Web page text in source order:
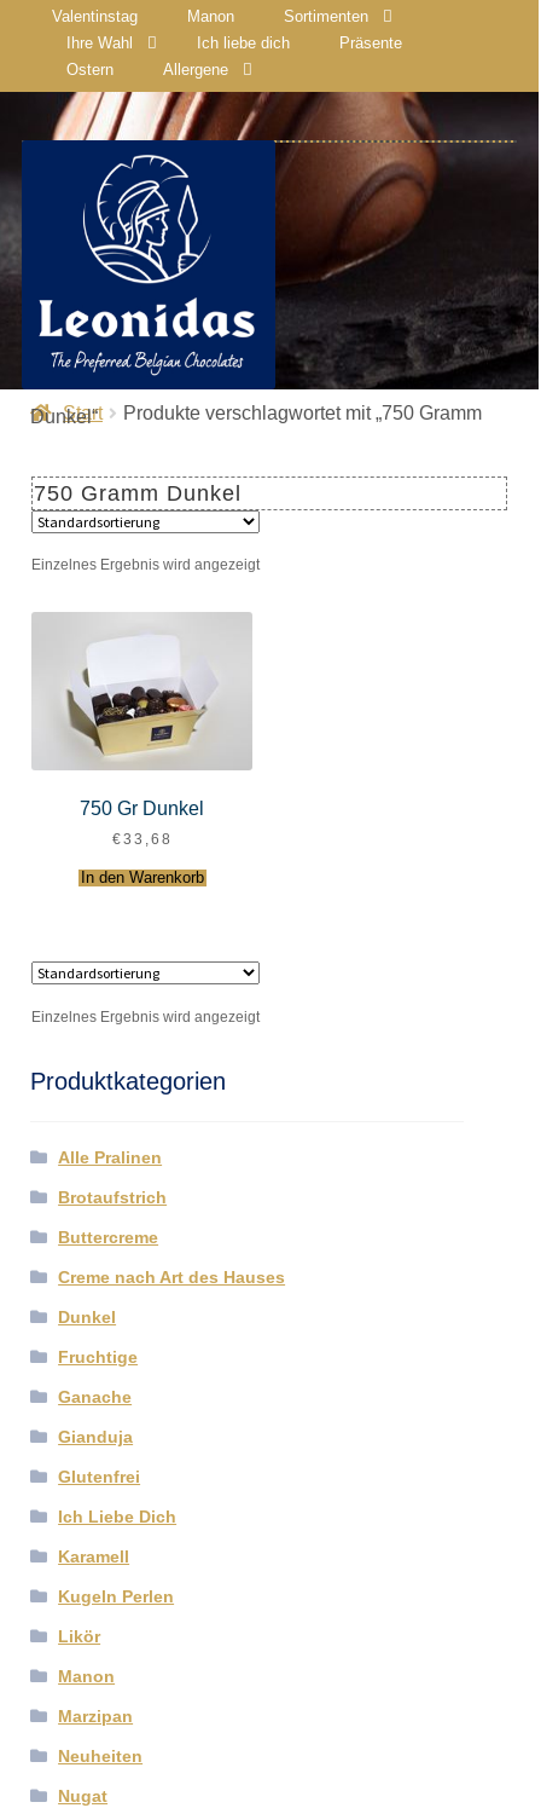
Valentinstag Manon
Sortimenten
Ihre Wahl
Ich liebe dich
Präsente
Ostern
Allergene
Start Produkte verschlagwortet mit „750 Gramm
Dunkel“
750 Gramm Dunkel
Einzelnes Ergebnis wird angezeigt
750 Gr Dunkel
€33,68
In den Warenkorb
Einzelnes Ergebnis wird angezeigt
Produktkategorien
Alle Pralinen
Brotaufstrich
Buttercreme
Creme nach Art des Hauses
Dunkel
Fruchtige
Ganache
Gianduja
Glutenfrei
Ich Liebe Dich
Karamell
Kugeln Perlen
Likör
Manon
Marzipan
Neuheiten
Nugat